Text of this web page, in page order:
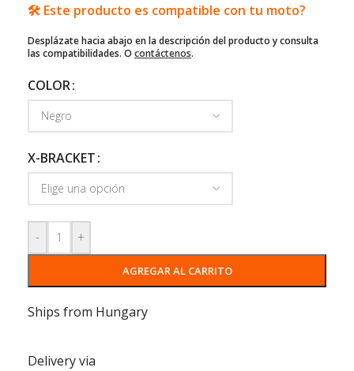
🛠️ Este producto es compatible con tu moto?
Desplázate hacia abajo en la descripción del producto y consulta
las compatibilidades. O contáctenos.
COLOR
X-BRACKET
- +
AGREGAR AL CARRITO
Ships from Hungary
Delivery via